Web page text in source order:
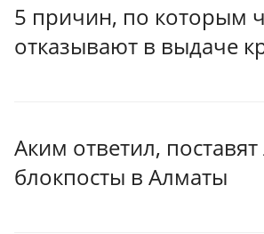
5 причин, по которым
отказывают в выдаче
Аким ответил,
блокпосты в Алматы